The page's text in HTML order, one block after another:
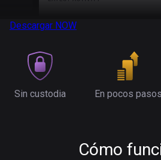
Descargar NOW
Sin custodia En pocos pasos
Cómo